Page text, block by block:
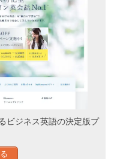
ビジネス英語の決定版プ